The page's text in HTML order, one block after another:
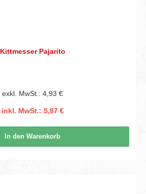
Kittmesser Pajarito
exkl. MwSt.: 4,93 €
inkl. MwSt.: 5,87 €
In den Warenkorb